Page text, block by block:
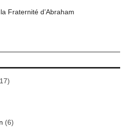
Fraternité d’Abraham
(6)